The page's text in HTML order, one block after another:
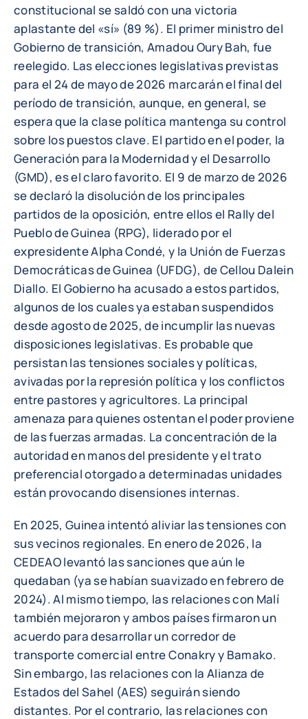
constitucional se saldó con una victoria
aplastante del «sí» (89 %). El primer ministro del
Gobierno de transición, Amadou Oury Bah, fue
reelegido. Las elecciones legislativas previstas
para el 24 de mayo de 2026 marcarán el final del
período de transición, aunque, en general, se
espera que la clase política mantenga su control
sobre los puestos clave. El partido en el poder, la
Generación para la Modernidad y el Desarrollo
(GMD), es el claro favorito. El 9 de marzo de 2026
se declaró la disolución de los principales
partidos de la oposición, entre ellos el Rally del
Pueblo de Guinea (RPG), liderado por el
expresidente Alpha Condé, y la Unión de Fuerzas
Democráticas de Guinea (UFDG), de Cellou Dalein
Diallo. El Gobierno ha acusado a estos partidos,
algunos de los cuales ya estaban suspendidos
desde agosto de 2025, de incumplir las nuevas
disposiciones legislativas. Es probable que
persistan las tensiones sociales y políticas,
avivadas por la represión política y los conflictos
entre pastores y agricultores. La principal
amenaza para quienes ostentan el poder proviene
de las fuerzas armadas. La concentración de la
autoridad en manos del presidente y el trato
preferencial otorgado a determinadas unidades
están provocando disensiones internas.
En 2025, Guinea intentó aliviar las tensiones con
sus vecinos regionales. En enero de 2026, la
CEDEAO levantó las sanciones que aún le
quedaban (ya se habían suavizado en febrero de
2024). Al mismo tiempo, las relaciones con Malí
también mejoraron y ambos países firmaron un
acuerdo para desarrollar un corredor de
transporte comercial entre Conakry y Bamako.
Sin embargo, las relaciones con la Alianza de
Estados del Sahel (AES) seguirán siendo
distantes. Por el contrario, las relaciones con